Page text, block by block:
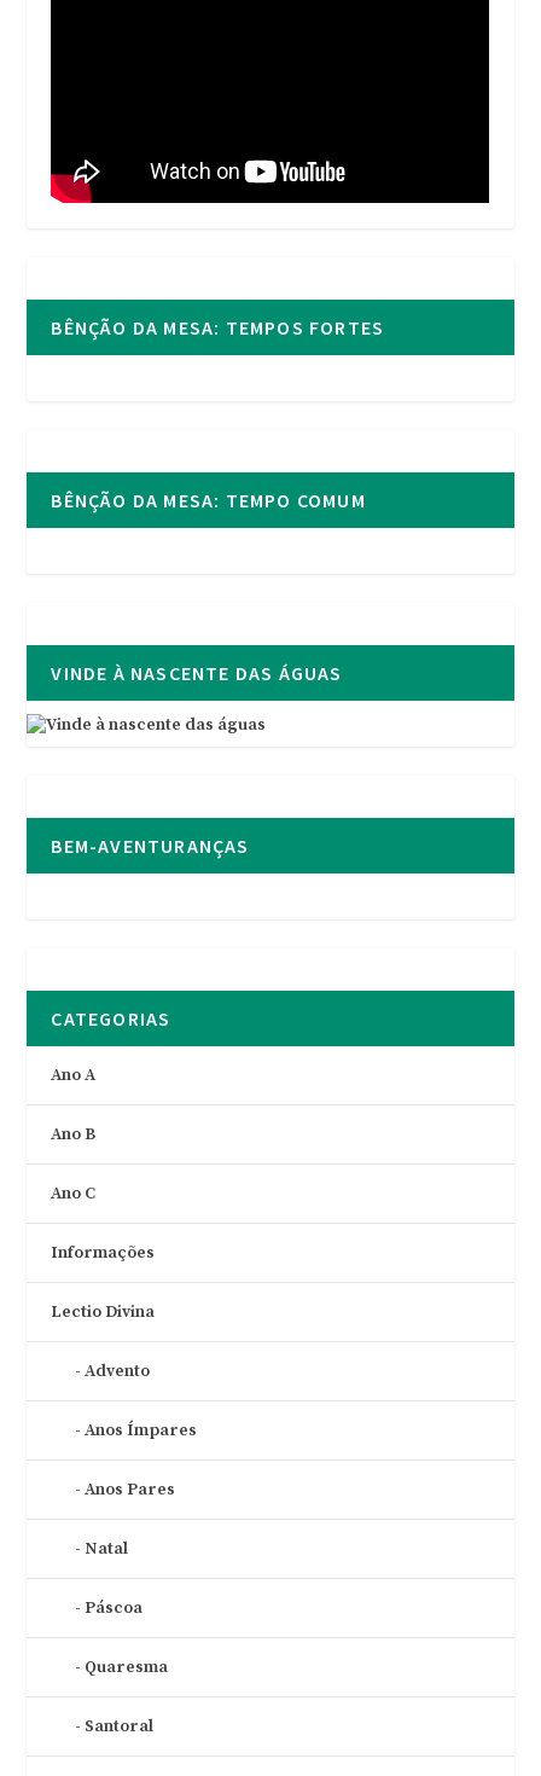
BÊNÇÃO DA MESA: TEMPOS FORTES
BÊNÇÃO DA MESA: TEMPO COMUM
VINDE À NASCENTE DAS ÁGUAS
BEM-AVENTURANÇAS
CATEGORIAS
Ano A
Ano B
Ano C
Informações
Lectio Divina
Advento
Anos Ímpares
Anos Pares
Natal
Páscoa
Quaresma
Santoral